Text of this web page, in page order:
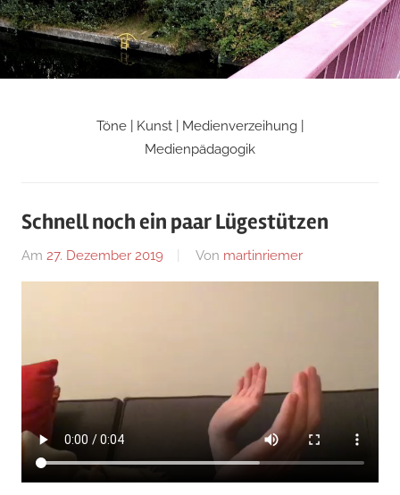
Zum
Inhalt
springen
Martin
Blog
Töne | Kunst | Medienverzeihung |
Medienpädagogik
Schnell noch ein paar Lügestützen
Am 27. Dezember 2019 Von martinriemer
Uncategorized